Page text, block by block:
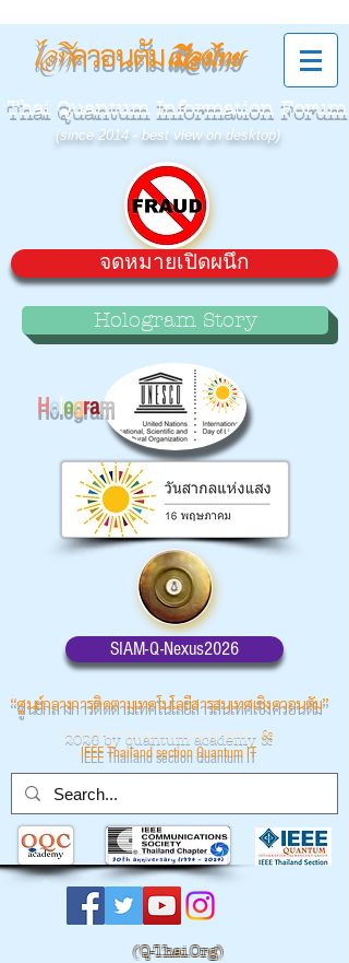
ไอทีควอนตัมเมืองไทย
Thai Quantum Information Forum
(since 2014 - best view on desktop)
จดหมายเปิดผนึก
Hologram Story
Hologram
SIAM-Q-Nexus2026
“ศูนย์กลางการติดตามเทคโนโลยีสารสนเทศเชิงควอนตัม”
2026 by quantum academy &
IEEE Thailand section Quantum IT
(Q-Thai.Org)